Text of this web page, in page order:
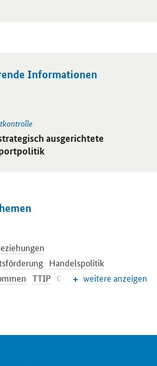
Informationen
ausgerichtete
Handelspolitik
TTIP CETA weitere anzeigen